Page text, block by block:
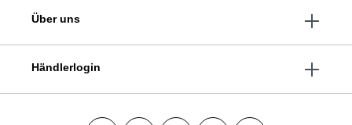
Über uns
Händlerlogin